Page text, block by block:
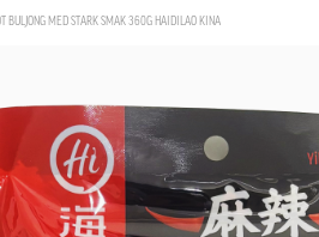
BULJONG MED STARK SMAK 360G HAIDILAO KINA